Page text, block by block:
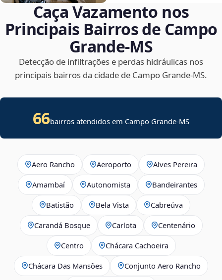
Caça Vazamento nos
Principais Bairros de Campo
Grande‑MS
Detecção de infiltrações e perdas hidráulicas nos
principais bairros da cidade de Campo Grande‑MS.
66bairros atendidos em Campo Grande-MS
Aero Rancho Aeroporto Alves Pereira
Amambaí Autonomista Bandeirantes
Batistão Bela Vista Cabreúva
Carandá Bosque Carlota Centenário
Centro Chácara Cachoeira
Chácara Das Mansões Conjunto Aero Rancho